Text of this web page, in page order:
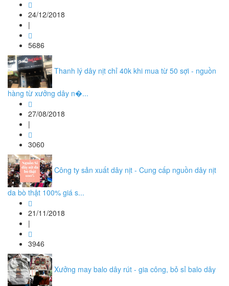
24/12/2018
|
5686
Thanh lý dây nịt chỉ 40k khi mua từ 50 sợi - nguồn
hàng từ xưởng dây n�...
27/08/2018
|
3060
Công ty sản xuất dây nịt - Cung cấp nguồn dây nịt
da bò thật 100% giá s...
21/11/2018
|
3946
Xưởng may balo dây rút - gia công, bỏ sỉ balo dây